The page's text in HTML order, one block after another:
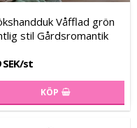
i favoritlistan
i favoritlistan
Våfflad grön
stil Gårdsromantik
SEK/st
KÖP